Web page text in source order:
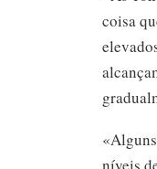
coisa
níveis